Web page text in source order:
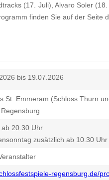
(17. Juli), Alvaro Soler
finden Sie auf der Seite
bis 19.07.2026
St. Emmeram (Schloss Thurn
Regensburg
20.30 Uhr
zusätzlich ab 10.30 Uhr
regensburg.de/